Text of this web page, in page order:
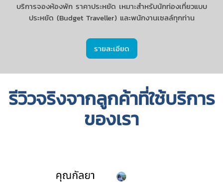
บริการจองห้องพัก ราคาประหยัด เหมาะสำหรับนักท่องเที่ยวแบบ
ประหยัด (Budget Traveller) และพนักงานเซลล์ทุกท่าน
รายละเอียด
รีวิวจริงจากลูกค้าที่ใช้บริการ
ของเรา